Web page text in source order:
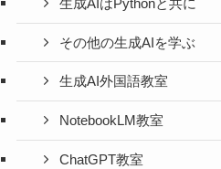
生成AIはPythonと共に
その他の生成AIを学ぶ
生成AI外国語教室
NotebookLM教室
ChatGPT教室